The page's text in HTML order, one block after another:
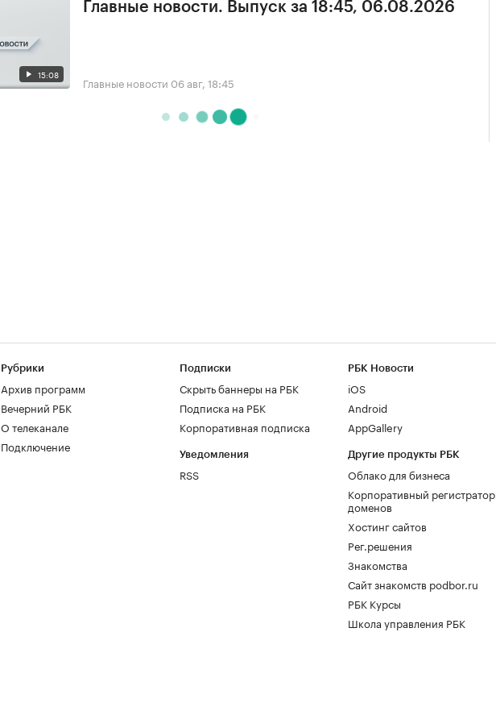
15:08
Главные новости. Выпуск за 18:45, 06.08.2026
Главные новости 06 авг, 18:45
Рубрики
Архив программ
Вечерний РБК
О телеканале
Подключение
Подписки
Скрыть баннеры на РБК
Подписка на РБК
Корпоративная подписка
Уведомления
RSS
РБК Новости
iOS
Android
AppGallery
Другие продукты РБК
Облако для бизнеса
Корпоративный регистратор
доменов
Хостинг сайтов
Рег.решения
Знакомства
Сайт знакомств podbor.ru
РБК Курсы
Школа управления РБК